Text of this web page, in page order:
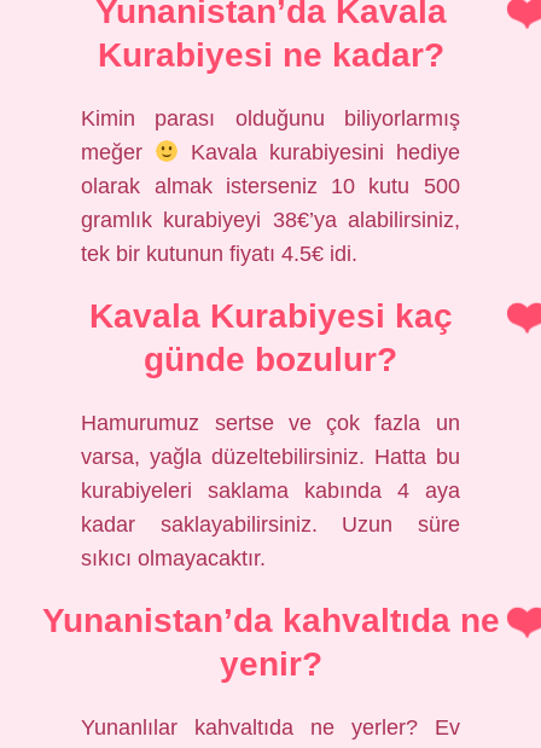
Yunanistan’da Kavala
Kurabiyesi ne kadar?
Kimin parası olduğunu biliyorlarmış
meğer
Kavala kurabiyesini hediye
olarak almak isterseniz 10 kutu 500
gramlık kurabiyeyi 38€’ya alabilirsiniz,
tek bir kutunun fiyatı 4.5€ idi.
Kavala Kurabiyesi kaç
günde bozulur?
Hamurumuz sertse ve çok fazla un
varsa, yağla düzeltebilirsiniz. Hatta bu
kurabiyeleri saklama kabında 4 aya
kadar saklayabilirsiniz. Uzun süre
sıkıcı olmayacaktır.
Yunanistan’da kahvaltıda ne
yenir?
Yunanlılar kahvaltıda ne yerler? Ev